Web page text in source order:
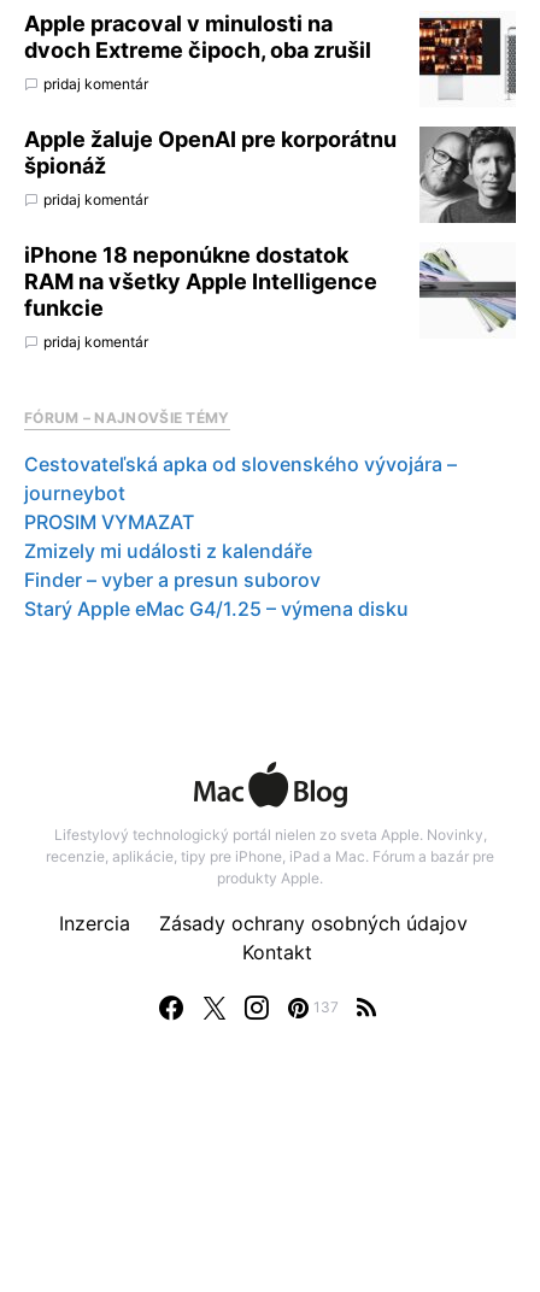
Apple pracoval v minulosti na
dvoch Extreme čipoch, oba zrušil
pridaj komentár
Apple žaluje OpenAI pre korporátnu
špionáž
pridaj komentár
iPhone 18 neponúkne dostatok
RAM na všetky Apple Intelligence
funkcie
pridaj komentár
FÓRUM – NAJNOVŠIE TÉMY
Cestovateľská apka od slovenského vývojára –
journeybot
PROSIM VYMAZAT
Zmizely mi události z kalendáře
Finder – vyber a presun suborov
Starý Apple eMac G4/1.25 – výmena disku
Lifestylový technologický portál nielen zo sveta Apple. Novinky,
recenzie, aplikácie, tipy pre iPhone, iPad a Mac. Fórum a bazár pre
produkty Apple.
137
Inzercia
Zásady ochrany osobných údajov
Kontakt